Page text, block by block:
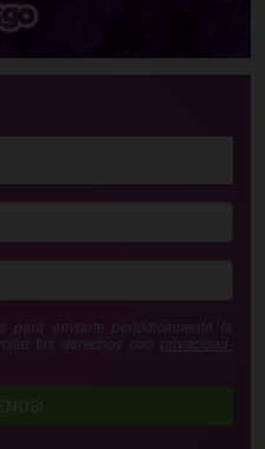
para enviarte periódicamente la
tus derechos con privacidad-